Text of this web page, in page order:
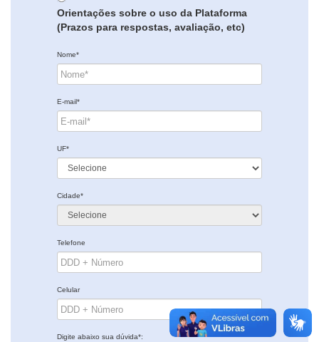
Orientações sobre o uso da Plataforma
(Prazos para respostas, avaliação, etc)
Nome*
E-mail*
UF*
Cidade*
Telefone
Celular
Digite abaixo sua dúvida*: